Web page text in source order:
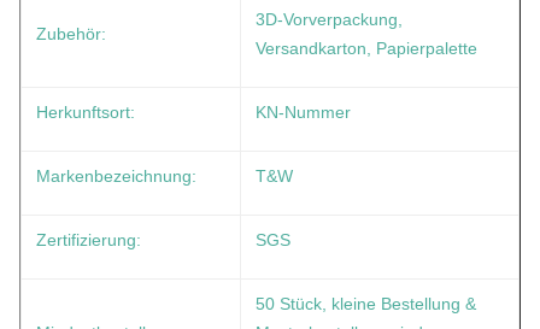
Zubehör:
3D-Vorverpackung,
Versandkarton, Papierpalette
Herkunftsort: KN-Nummer
Markenbezeichnung: T&W
Zertifizierung: SGS
50 Stück, kleine Bestellung &